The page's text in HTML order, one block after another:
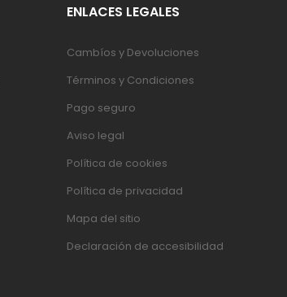
ENLACES LEGALES
Cambíos y Devoluciones
Términos y Condiciones
Pago seguro
Aviso legal
Política de cookies
Política de privacidad
Mapa del sitio
Declaración de accesibilidad